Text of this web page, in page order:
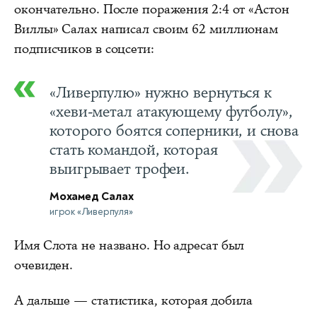
окончательно. После поражения 2:4 от «Астон
Виллы» Салах написал своим 62 миллионам
подписчиков в соцсети:
«Ливерпулю» нужно вернуться к
«хеви-метал атакующему футболу»,
которого боятся соперники, и снова
стать командой, которая
выигрывает трофеи.
Мохамед Салах
игрок «Ливерпуля»
Имя Слота не названо. Но адресат был
очевиден.
А дальше — статистика, которая добила